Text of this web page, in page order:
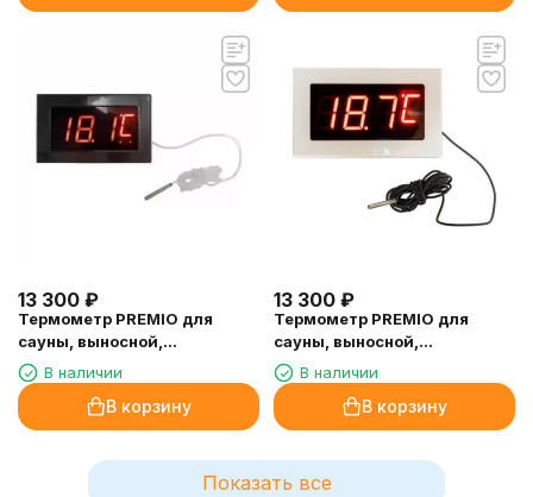
13 300 ₽
Термометр PREMIO для
сауны, выносной,
электронный, черный
В наличии
В корзину
13 300 ₽
Термометр PREMIO для
сауны, выносной,
электронный, белый
В наличии
В корзину
Показать все